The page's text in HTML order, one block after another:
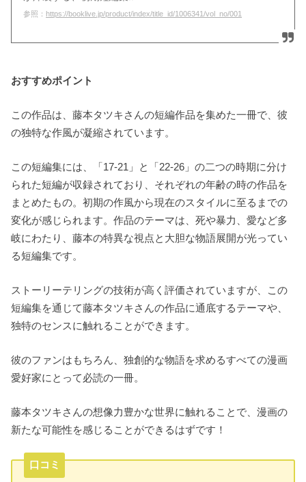
参照： https://booklive.jp/product/index/title_id/1006341/vol_no/001
おすすめポイント
この作品は、藤本タツキさんの短編作品を集めた一冊で、彼
の独特な作風が凝縮されています。
この短編集には、「17-21」と「22-26」の二つの時期に分け
られた短編が収録されており、それぞれの年齢の時の作品を
まとめたもの。初期の作風から現在のスタイルに至るまでの
変化が感じられます。作品のテーマは、死や暴力、愛など多
岐にわたり、藤本の特異な視点と大胆な物語展開が光ってい
る短編集です。
ストーリーテリングの技術が高く評価されていますが、この
短編集を通じて藤本タツキさんの作品に通底するテーマや、
独特のセンスに触れることができます。
彼のファンはもちろん、独創的な物語を求めるすべての漫画
愛好家にとって必読の一冊。
藤本タツキさんの想像力豊かな世界に触れることで、漫画の
新たな可能性を感じることができるはずです！
口コミ